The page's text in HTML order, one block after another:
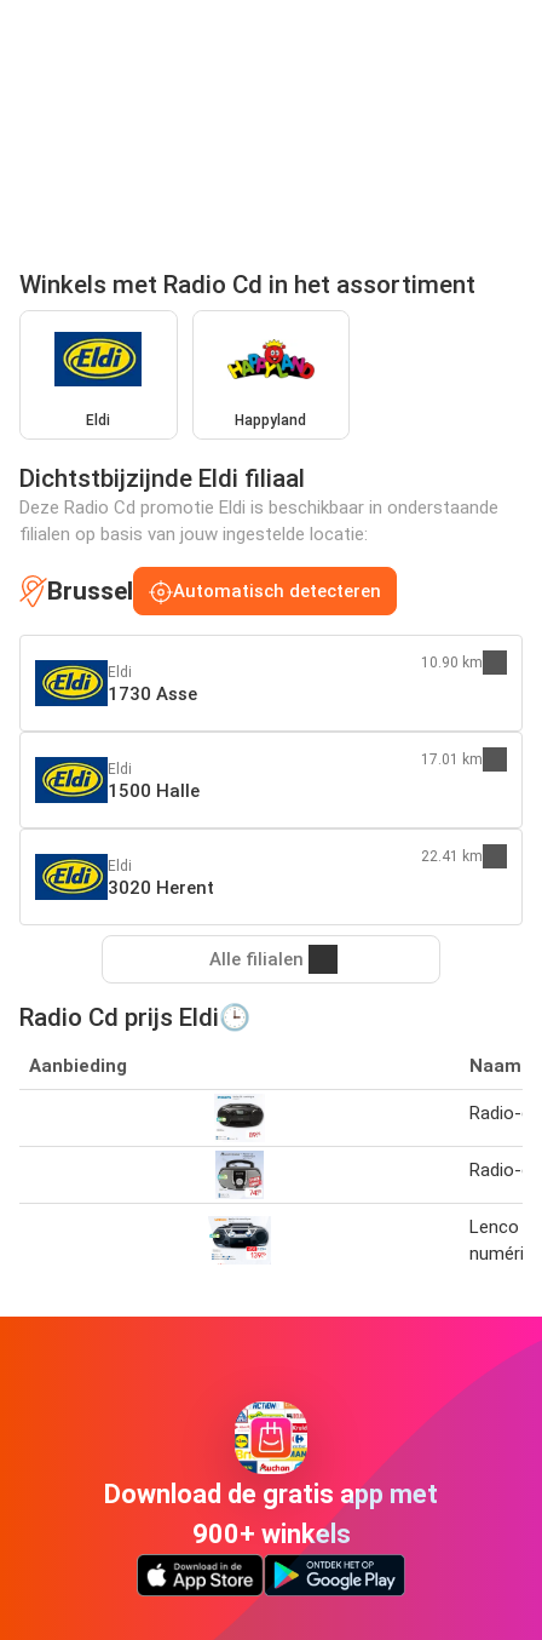
Winkels met Radio Cd in het assortiment
Eldi Happyland
Dichtstbijzijnde Eldi filiaal
Deze Radio Cd promotie Eldi is beschikbaar in onderstaande
filialen op basis van jouw ingestelde locatie:
Brussel Automatisch detecteren
Eldi
1730 Asse
10.90 km
Eldi
1500 Halle
17.01 km
Eldi
3020 Herent
22.41 km
Alle filialen
Radio Cd prijs Eldi🕒
Aanbieding Naam
Radio-
Radio-
Lenco
Download de gratis app met
900+ winkels